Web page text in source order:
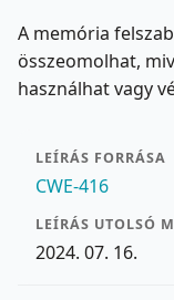
A memória
összeomolhat,
használhat vagy
LEÍRÁS FORRÁSA
CWE-416
LEÍRÁS UTOLSÓ
2024. 07. 16.